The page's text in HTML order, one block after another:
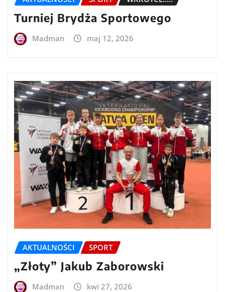
Turniej Brydża Sportowego
Madman maj 12, 2026
AKTUALNOŚCI SPORT
„Złoty” Jakub Zaborowski
Madman kwi 27, 2026